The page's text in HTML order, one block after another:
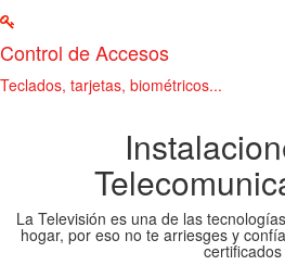
Control de Accesos
Teclados, tarjetas, biométricos...
La Televisión es una de las
hogar, por eso no te arriesges y
certificados